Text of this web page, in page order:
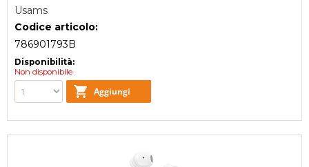
Usams
Codice articolo:
786901793B
Disponibilità:
Non disponibile